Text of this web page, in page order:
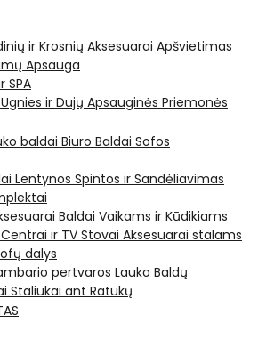
ir Krosnių Aksesuarai Apšvietimas
Apsauga
SPA
ir Dujų Apsauginės Priemonės
baldai Biuro Baldai Sofos
Lentynos Spintos ir Sandėliavimas
Baldai Vaikams ir Kūdikiams
ir TV Stovai Aksesuarai stalams
dalys
pertvaros Lauko Baldų
Staliukai ant Ratukų